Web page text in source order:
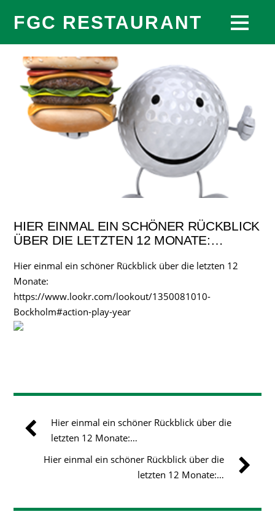
FGC RESTAURANT
HIER EINMAL EIN SCHÖNER RÜCKBLICK
ÜBER DIE LETZTEN 12 MONATE:…
Hier einmal ein schöner Rückblick über die letzten 12
Monate:
https://www.lookr.com/lookout/1350081010-
Bockholm#action-play-year
Hier einmal ein schöner Rückblick über die
letzten 12 Monate:…
Hier einmal ein schöner Rückblick über die
letzten 12 Monate:…